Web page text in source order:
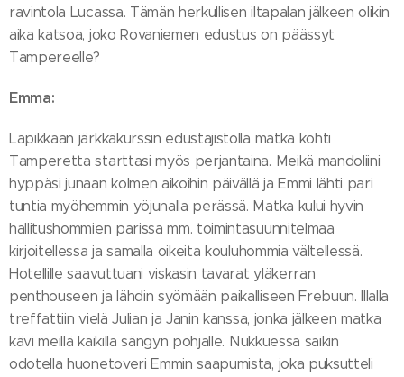
ravintola Lucassa. Tämän herkullisen iltapalan jälkeen olikin
aika katsoa, joko Rovaniemen edustus on päässyt
Tampereelle?
Emma:
Lapikkaan järkkäkurssin edustajistolla matka kohti
Tamperetta starttasi myös perjantaina. Meikä mandoliini
hyppäsi junaan kolmen aikoihin päivällä ja Emmi lähti pari
tuntia myöhemmin yöjunalla perässä. Matka kului hyvin
hallitushommien parissa mm. toimintasuunnitelmaa
kirjoitellessa ja samalla oikeita kouluhommia vältellessä.
Hotellille saavuttuani viskasin tavarat yläkerran
penthouseen ja lähdin syömään paikalliseen Frebuun. Illalla
treffattiin vielä Julian ja Janin kanssa, jonka jälkeen matka
kävi meillä kaikilla sängyn pohjalle. Nukkuessa saikin
odotella huonetoveri Emmin saapumista, joka puksutteli